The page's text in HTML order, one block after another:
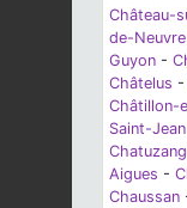
Château-
de-Neuvre
Guyon -
Châtelus -
Châtillon-
Saint-Jean
Aigues -
Chaussan